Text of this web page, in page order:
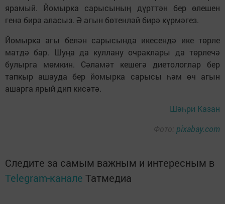
ярамый. Йомырка сарысының дүрттән бер өлешен
генә бирә аласыз. Ә агын бөтенләй бирә күрмәгез.
Йомырка агы белән сарысында икесендә ике төрле
матдә бар. Шуңа да куллану очраклары да төрлечә
булырга мөмкин. Сәламәт кешегә диетологлар бер
тапкыр ашауда бер йомырка сарысы һәм өч агын
ашарга ярый дип кисәтә.
Шәһри Казан
Фото: pixabay.com
Следите за самым важным и интересным в
Telegram-канале Татмедиа